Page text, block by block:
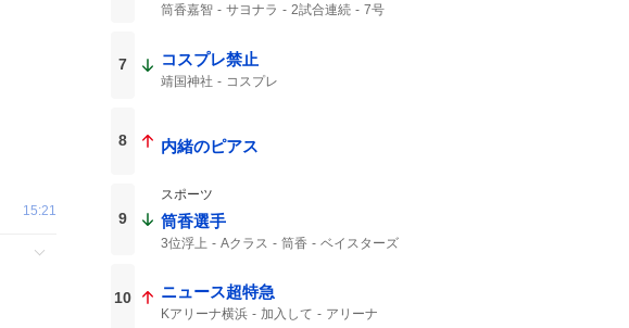
15:21
筒香嘉智 サヨナラ 2試合連続
7号
7 コスプレ禁止
靖国神社 コスプレ
8 内緒のピアス
9
スポーツ
筒香選手
3位浮上 Aクラス 筒香
ベイスターズ
10 ニュース超特急
Kアリーナ横浜 加入して
アリーナ